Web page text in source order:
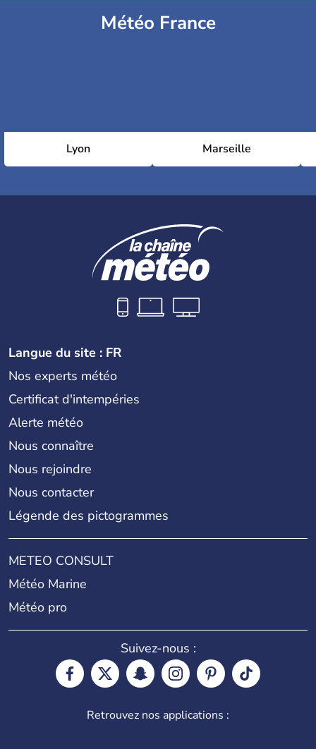
Météo France
Lyon Marseille
Langue du site : FR
Nos experts météo
Certificat d'intempéries
Alerte météo
Nous connaître
Nous rejoindre
Nous contacter
Légende des pictogrammes
METEO CONSULT
Météo Marine
Météo pro
Suivez-nous :
Retrouvez nos applications :